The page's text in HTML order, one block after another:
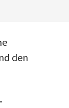
den